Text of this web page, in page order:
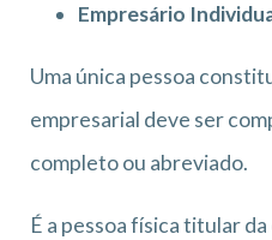
Empresário
Uma única pessoa
empresarial deve ser
completo ou abreviado.
É a pessoa física titular